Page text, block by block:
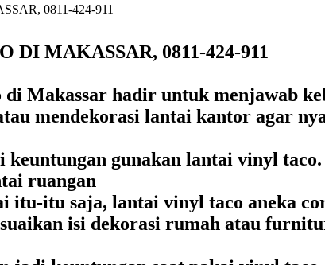
MAKASSAR, 0811-424-911
Makassar hadir untuk menjawab
mendekorasi lantai kantor agar
gunakan lantai vinyl taco.
ruangan
itu-itu saja, lantai vinyl taco aneka
isi dekorasi rumah atau